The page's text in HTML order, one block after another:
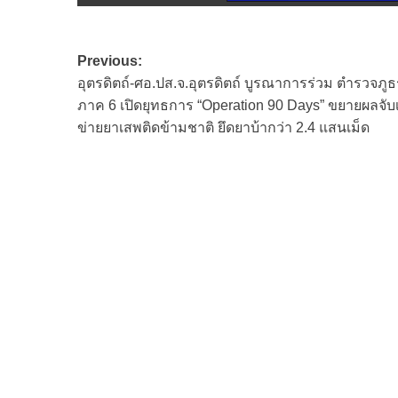
Post
navigation
Previous:
อุตรดิตถ์-ศอ.ปส.จ.อุตรดิตถ์ บูรณาการร่วม ตำรวจภูธ
ภาค 6 เปิดยุทธการ “Operation 90 Days” ขยายผลจับ
ข่ายยาเสพติดข้ามชาติ ยึดยาบ้ากว่า 2.4 แสนเม็ด